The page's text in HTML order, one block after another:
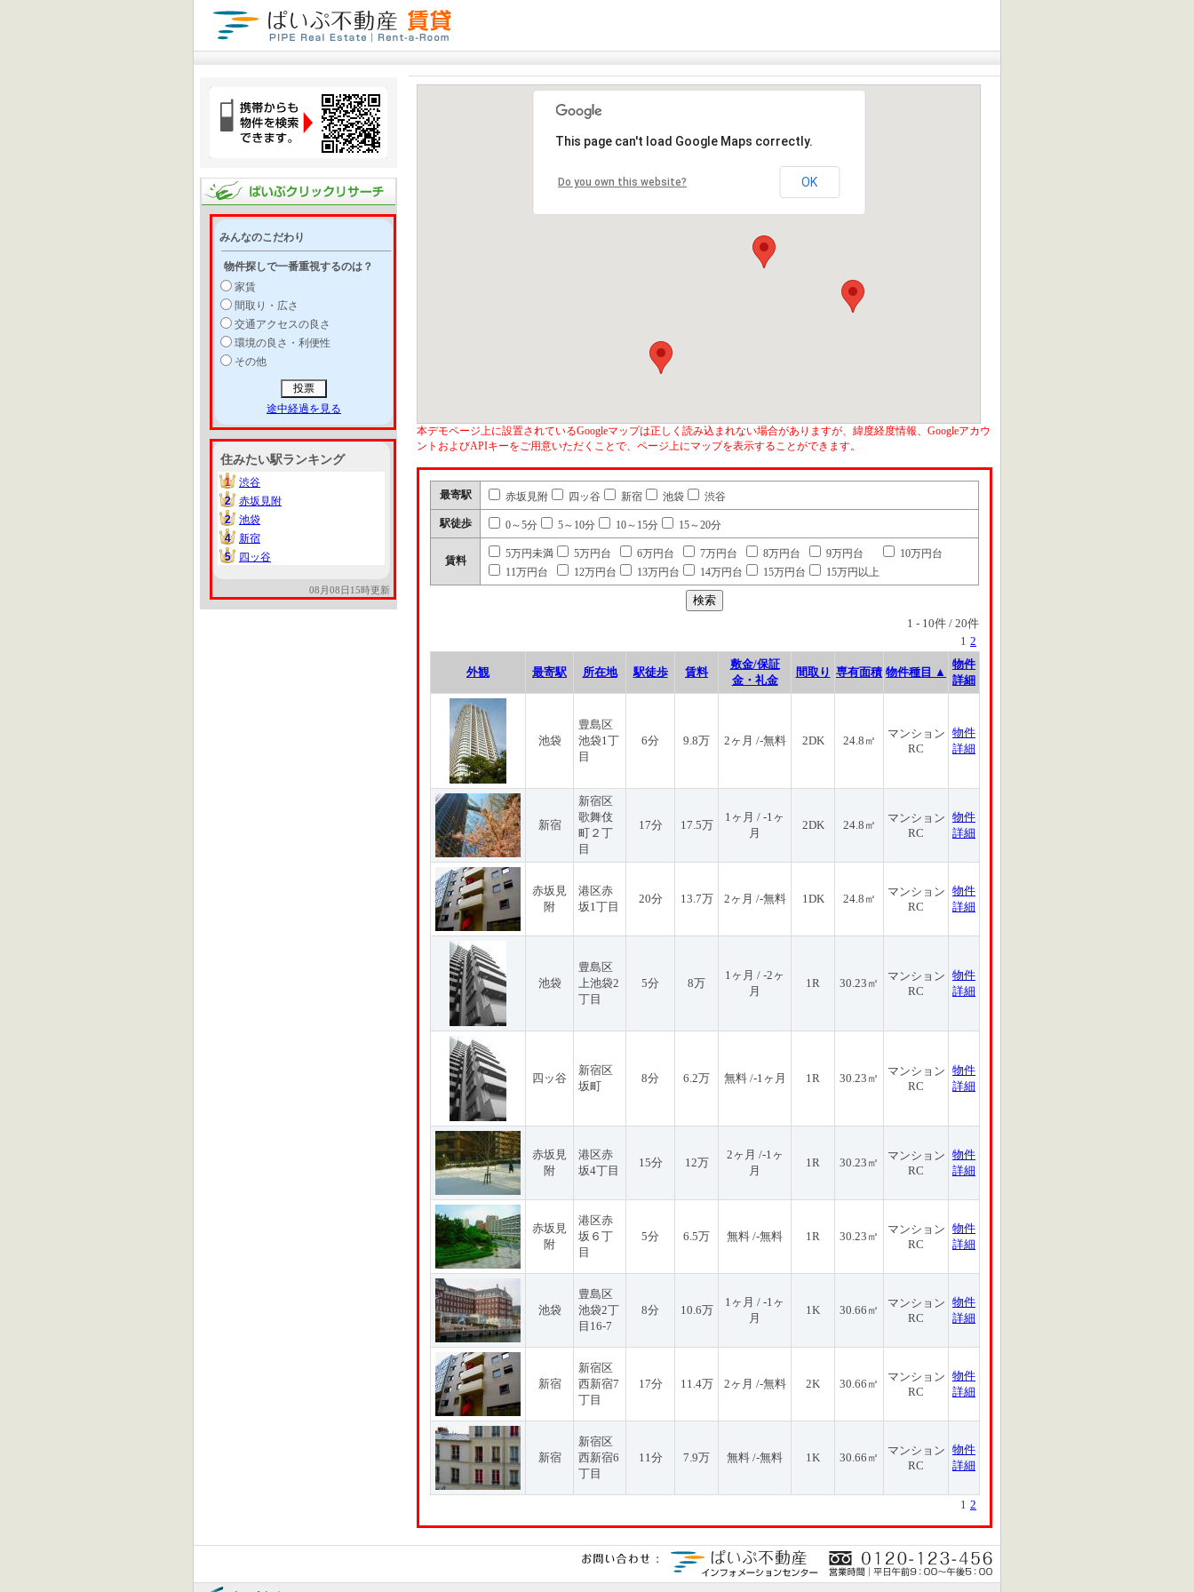
みんなのこだわり
物件探しで一番重視するのは？
家賃
間取り・広さ
交通アクセスの良さ
環境の良さ・利便性
その他
途中経過を見る
住みたい駅ランキング
1
1
渋谷
2
2
赤坂見附
2
2
池袋
4
4
新宿
5
5 四ッ谷
08月08日15時更新
This page can't load Google Maps correctly.
Do you own this website? OK
本デモページ上に設置されているGoogleマップは正しく読み込まれない場合がありますが、緯度経度情報、Googleアカウ
ントおよびAPIキーをご用意いただくことで、ページ上にマップを表示することができます。
最寄駅 赤坂見附 四ッ谷 新宿 池袋 渋谷
駅徒歩 0～5分 5～10分 10～15分 15～20分
賃料
5万円未満 5万円台 6万円台 7万円台 8万円台 9万円台
10万円台
11万円台
12万円台 13万円台 14万円台 15万円台 15万円以上
1 - 10件 / 20件
1 2
外観 最寄駅 所在地 駅徒歩 賃料
敷金/保証
金・礼金
間取り 専有面積 物件種目 ▲
物件
詳細
池袋
豊島区
池袋1丁
目
6分 9.8万 2ヶ月 /-無料 2DK 24.8㎡
マンション
RC
物件
詳細
新宿
新宿区
歌舞伎
町２丁
目
17分 17.5万
1ヶ月 / -1ヶ
月
2DK 24.8㎡
マンション
RC
物件
詳細
赤坂見
附
港区赤
坂1丁目
20分 13.7万 2ヶ月 /-無料 1DK 24.8㎡
マンション
RC
物件
詳細
池袋
豊島区
上池袋2
丁目
5分 8万
1ヶ月 / -2ヶ
月
1R 30.23㎡
マンション
RC
物件
詳細
四ッ谷
新宿区
坂町
8分 6.2万 無料 /-1ヶ月 1R 30.23㎡
マンション
RC
物件
詳細
赤坂見
附
港区赤
坂4丁目
15分 12万
2ヶ月 /-1ヶ
月
1R 30.23㎡
マンション
RC
物件
詳細
赤坂見
附
港区赤
坂６丁
目
5分 6.5万 無料 /-無料 1R 30.23㎡
マンション
RC
物件
詳細
池袋
豊島区
池袋2丁
目16-7
8分 10.6万
1ヶ月 / -1ヶ
月
1K 30.66㎡
マンション
RC
物件
詳細
新宿
新宿区
西新宿7
丁目
17分 11.4万 2ヶ月 /-無料 2K 30.66㎡
マンション
RC
物件
詳細
新宿
新宿区
西新宿6
丁目
11分 7.9万 無料 /-無料 1K 30.66㎡
マンション
RC
物件
詳細
1 2